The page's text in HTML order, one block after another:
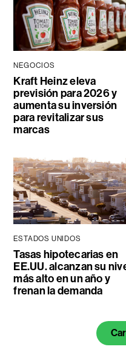
NEGOCIOS
Kraft Heinz eleva
previsión para 2026 y
aumenta su inversión
para revitalizar sus
marcas
ESTADOS UNIDOS
Tasas hipotecarias en
EE.UU. alcanzan su
más alto en un año y
frenan la demanda